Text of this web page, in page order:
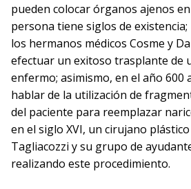
pueden colocar órganos ajenos
persona tiene siglos de
los hermanos médicos Cosme y
efectuar un exitoso trasplante de
enfermo; asimismo, en el año 600
hablar de la utilización de
del paciente para reemplazar
en el siglo XVI, un cirujano
Tagliacozzi y su grupo de
realizando este procedimiento.